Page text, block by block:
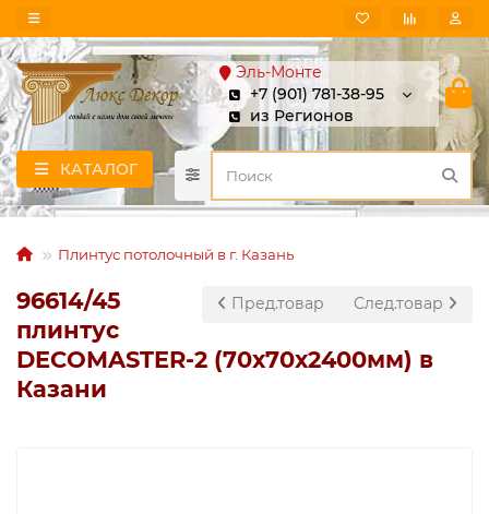
Эль-Монте
+7 (901) 781-38-95
из Регионов
КАТАЛОГ
Плинтус потолочный в г. Казань
Пред.товар След.товар
96614/45
плинтус
DECOMASTER-2 (70х70х2400мм) в
Казани